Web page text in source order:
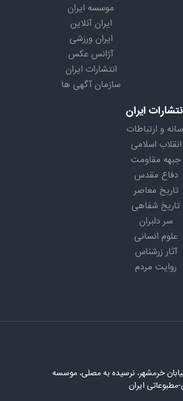
موسسه ایران
ایران آنلاین
ایران ورزشی
آژانس عکس
انتشارات ایران
سازمان آگهی ها
ایران
و ارتباطات
انقلاب اسلامی
جبهه مقاومت
دفاع مقدس
تاریخ معاصر
تاریخ شفاهی
سر دلبران
علوم انسانی
آثار زرشناس
روایت مردم
خرمشهر، نرسیده به مصلی، موسسه
ایران